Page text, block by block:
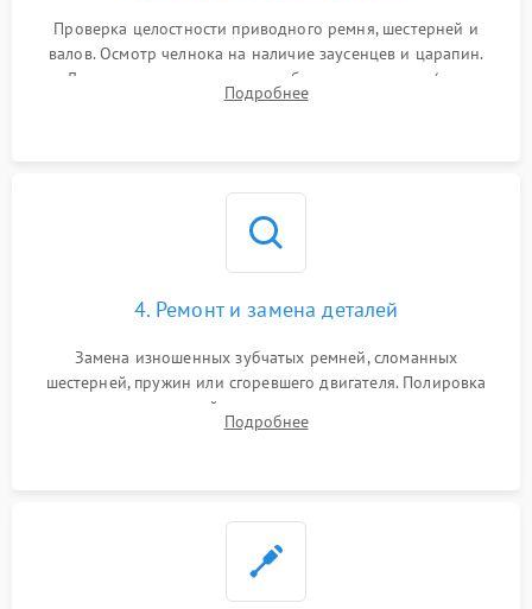
Проверка целостности приводного ремня, шестерней и
валов. Осмотр челнока на наличие заусенцев и царапин.
Диагностика электромотора, блока управления (для
компьютерных машин), нитевдевателя и механизма
Подробнее
4. Ремонт и замена деталей
Замена изношенных зубчатых ремней, сломанных
шестерней, пружин или сгоревшего двигателя. Полировка
челночного устройства для устранения заусенцев.
Восстановление контактов в педали и пайка элементов на
Подробнее